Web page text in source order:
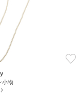
小物